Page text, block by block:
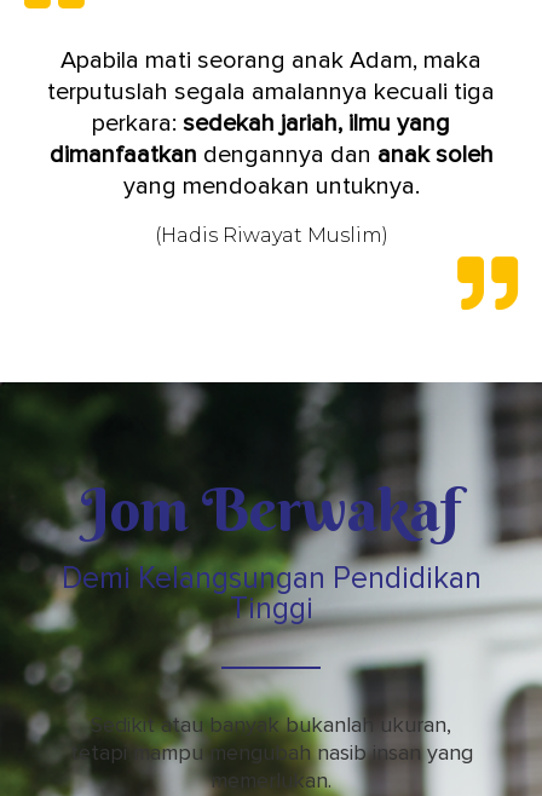
Apabila mati seorang anak Adam, maka
terputuslah segala amalannya kecuali tiga
perkara: sedekah jariah, ilmu yang
dimanfaatkan dengannya dan anak soleh
yang mendoakan untuknya.
(Hadis Riwayat Muslim)
Jom Berwakaf
Demi Kelangsungan Pendidikan
Tinggi
Sedikit atau banyak bukanlah ukuran,
tetapi mampu mengubah nasib insan yang
memerlukan.